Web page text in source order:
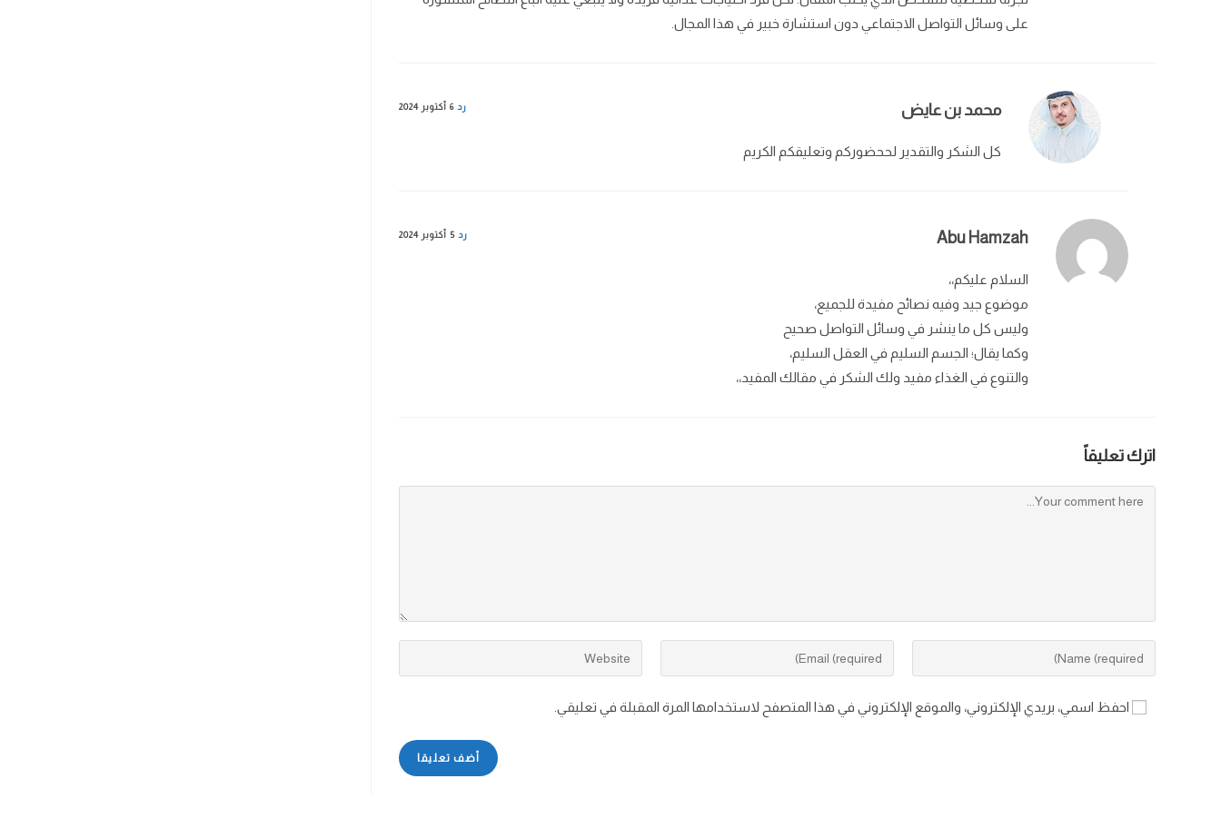
على وسائل التواصل الاجتماعي دون استشارة خبير في هذا المجال.
محمد بن عايض رد 6 أكتوبر 2024
كل الشكر والتقدير لححضوركم وتعليقكم الكريم
Abu Hamzah رد 5 أكتوبر 2024
السلام عليكم،،
موضوع جيد وفيه نصائح مفيدة للجميع،
وليس كل ما ينشر في وسائل التواصل صحيح
وكما يقال؛ الجسم السليم في العقل السليم،
والتنوع في الغذاء مفيد ولك الشكر في مقالك المفيد،،
اترك تعليقاً
احفظ اسمي، بريدي الإلكتروني، والموقع الإلكتروني في هذا المتصفح لاستخدامها المرة المقبلة في تعليقي.